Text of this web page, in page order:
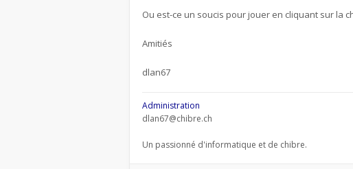
Ou est-ce un soucis pour jouer en cliquant sur la
Amitiés
dlan67
Administration
dlan67@chibre.ch
Un passionné d'informatique et de chibre.